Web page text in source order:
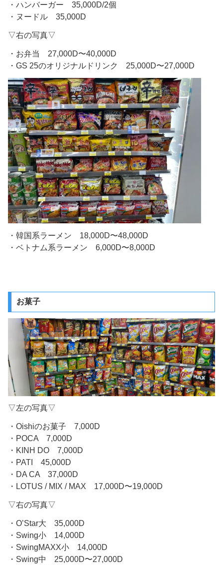
・ハンバーガー 35,000D/2個
・ヌードル 35,000D
▽右の写真▽
・お弁当 27,000D〜40,000D
・GS 25のオリジナルドリンク 25,000D〜27,000D
・韓国系ラーメン 18,000D〜48,000D
・ベトナム系ラーメン 6,000D〜8,000D
お菓子
▽左の写真▽
・Oishiのお菓子 7,000D
・POCA 7,000D
・KINH DO 7,000D
・PATI 45,000D
・DA CA 37,000D
・LOTUS / MIX / MAX 17,000D〜19,000D
▽右の写真▽
・O’Star大 35,000D
・Swing小 14,000D
・SwingMAXX小 14,000D
・Swing中 25,000D〜27,000D